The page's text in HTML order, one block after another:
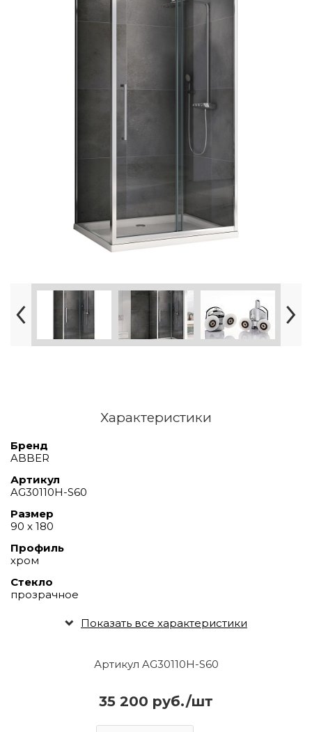
Артикул AG30110H-S60
35 200 руб./шт
Характеристики
Бренд
ABBER
Артикул
AG30110H-S60
Размер
90 х 180
Профиль
хром
Стекло
прозрачное
Показать все характеристики